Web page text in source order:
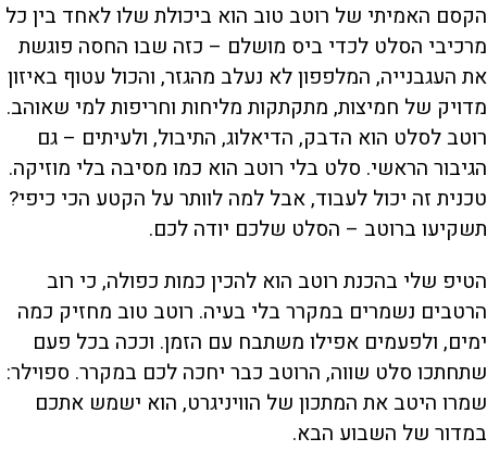
הקסם האמיתי של רוטב טוב הוא ביכולת שלו לאחד בין כל
מרכיבי הסלט לכדי ביס מושלם – כזה שבו החסה פוגשת
את העגבנייה, המלפפון לא נעלב מהגזר, והכול עטוף באיזון
מדויק של חמיצות, מתקתקות מליחות וחריפות למי שאוהב.
רוטב לסלט הוא הדבק, הדיאלוג, התיבול, ולעיתים – גם
הגיבור הראשי. סלט בלי רוטב הוא כמו מסיבה בלי מוזיקה.
טכנית זה יכול לעבוד, אבל למה לוותר על הקטע הכי כיפי?
תשקיעו ברוטב – הסלט שלכם יודה לכם.
הטיפ שלי בהכנת רוטב הוא להכין כמות כפולה, כי רוב
הרטבים נשמרים במקרר בלי בעיה. רוטב טוב מחזיק כמה
ימים, ולפעמים אפילו משתבח עם הזמן. וככה בכל פעם
שתחתכו סלט שווה, הרוטב כבר יחכה לכם במקרר. ספוילר:
שמרו היטב את המתכון של הוויניגרט, הוא ישמש אתכם
במדור של השבוע הבא.